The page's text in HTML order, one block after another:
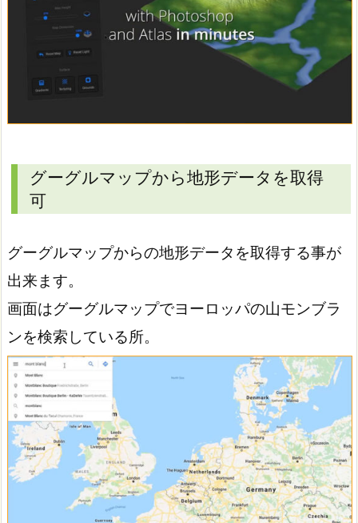
グーグルマップから地形データを取得
可
グーグルマップからの地形データを取得する事が
出来ます。
画面はグーグルマップでヨーロッパの山モンブラ
ンを検索している所。